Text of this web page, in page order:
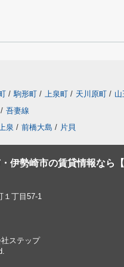
/ 駒形町 / 上泉町 / 天川原町 / 山
/ 吾妻線
泉 / 前橋大島 / 片貝
伊勢崎市の賃貸情報なら
１丁目57-1
ステップ